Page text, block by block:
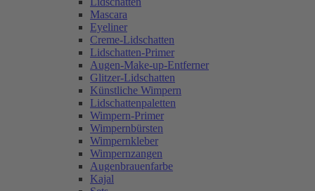
Mascara
Eyeliner
Creme-Lidschatten
Lidschatten-Primer
Augen-Make-up-Entferner
Glitzer-Lidschatten
Künstliche Wimpern
Lidschattenpaletten
Wimpern-Primer
Wimpernbürsten
Wimpernkleber
Wimpernzangen
Augenbrauenfarbe
Kajal